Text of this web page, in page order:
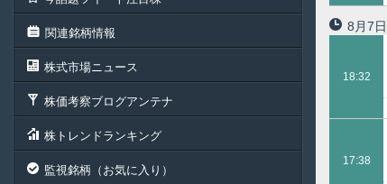
関連銘柄情報
株式市場ニュース
株価考察ブログアンテナ
株トレンドランキング
監視銘柄（お気に入り）
8月7日
18:32
17:38